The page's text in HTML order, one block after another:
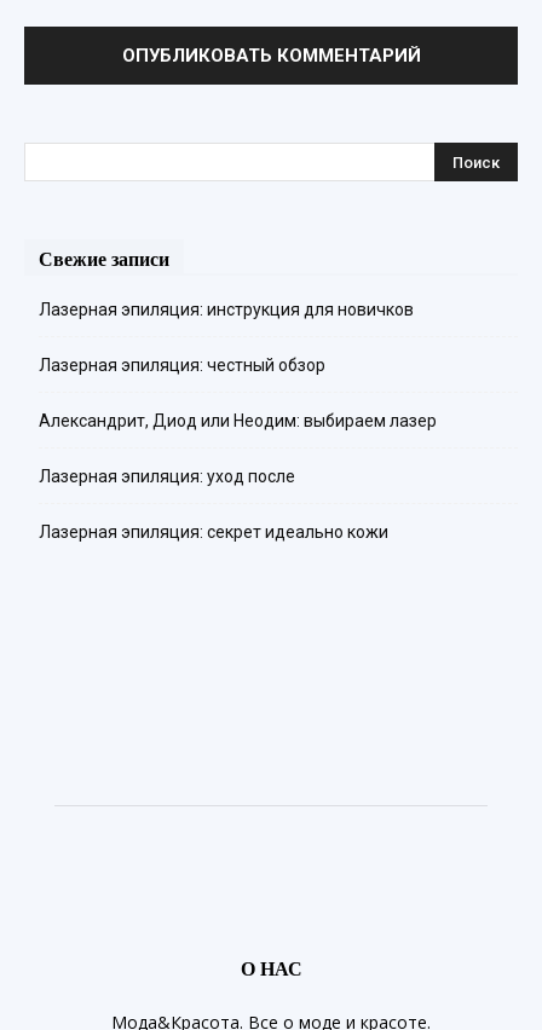
Свежие записи
Лазерная эпиляция: инструкция для новичков
Лазерная эпиляция: честный обзор
Александрит, Диод или Неодим: выбираем лазер
Лазерная эпиляция: уход после
Лазерная эпиляция: секрет идеально кожи
О НАС
Мода&Красота. Все о моде и красоте.